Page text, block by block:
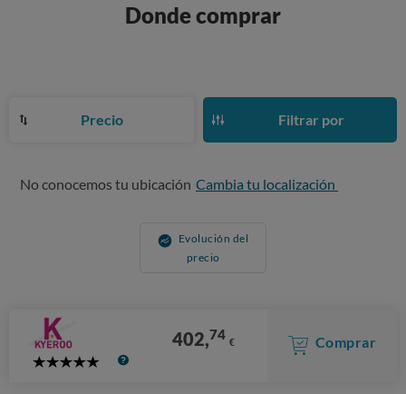
Donde comprar
Precio Filtrar por
No conocemos tu ubicación Cambia tu localización
Evolución del
precio
5
402,74 € Comprar